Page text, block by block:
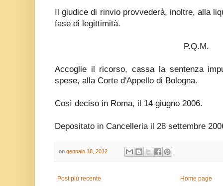
Il giudice di rinvio provvederà, inoltre, alla
fase di legittimità.
P.Q.M.
Accoglie il ricorso, cassa la sentenza
spese, alla Corte d'Appello di Bologna.
Così deciso in Roma, il 14 giugno 2006.
Depositato in Cancelleria il 28 settembre
on gennaio 18, 2012
Post più recente Home page